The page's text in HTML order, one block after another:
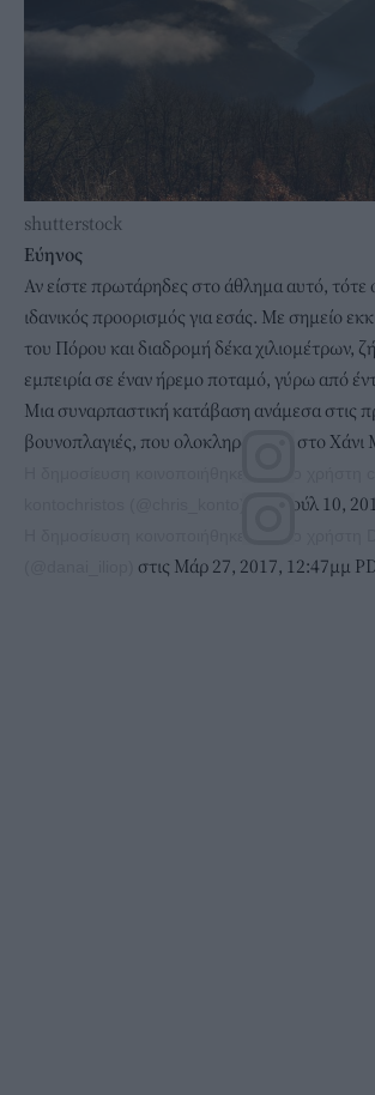
shutterstock
Εύηνος
Αν είστε πρωτάρηδες στο άθλημα αυτό, τότε
ιδανικός προορισμός για εσάς. Με σημείο
του Πόρου και διαδρομή δέκα χιλιομέτρων,
εμπειρία σε έναν ήρεμο ποταμό, γύρω από
Μια συναρπαστική κατάβαση ανάμεσα στις
βουνοπλαγιές, που ολοκληρώνεται στο Χάνι
στις Ιούλ 10,
στις Μάρ 27, 2017, 12:47μμ